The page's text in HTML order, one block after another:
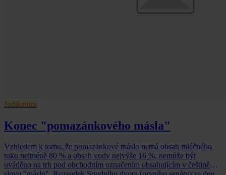
Judikatura
Konec "pomazánkového másla"
Vzhledem k tomu, že pomazánkové máslo nemá obsah mléčného
tuku nejméně 80 % a obsah vody nejvýše 16 %, nemůže být
uváděno na trh pod obchodním označením obsahujícím v češtině